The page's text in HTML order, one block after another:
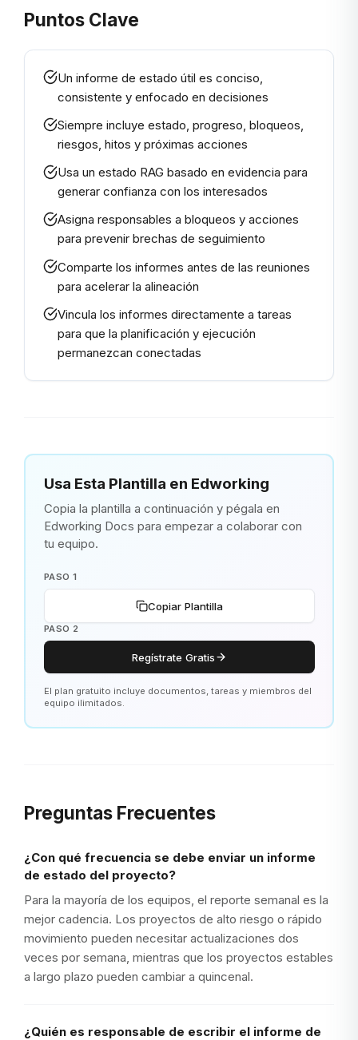
Puntos Clave
Un informe de estado útil es conciso,
consistente y enfocado en decisiones
Siempre incluye estado, progreso, bloqueos,
riesgos, hitos y próximas acciones
Usa un estado RAG basado en evidencia para
generar confianza con los interesados
Asigna responsables a bloqueos y acciones
para prevenir brechas de seguimiento
Comparte los informes antes de las reuniones
para acelerar la alineación
Vincula los informes directamente a tareas
para que la planificación y ejecución
permanezcan conectadas
Usa Esta Plantilla en Edworking
Copia la plantilla a continuación y pégala en
Edworking Docs para empezar a colaborar con
tu equipo.
PASO 1
Copiar Plantilla
PASO 2
Regístrate Gratis
El plan gratuito incluye documentos, tareas y miembros del
equipo ilimitados.
Preguntas Frecuentes
¿Con qué frecuencia se debe enviar un informe
de estado del proyecto?
Para la mayoría de los equipos, el reporte semanal es la
mejor cadencia. Los proyectos de alto riesgo o rápido
movimiento pueden necesitar actualizaciones dos
veces por semana, mientras que los proyectos estables
a largo plazo pueden cambiar a quincenal.
¿Quién es responsable de escribir el informe de